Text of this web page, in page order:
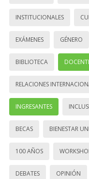
INSTITUCIONALES
EXÁMENES GÉNERO
BIBLIOTECA
RELACIONES
INGRESANTES
BECAS BIENESTAR
100 AÑOS
DEBATES OPINIÓN